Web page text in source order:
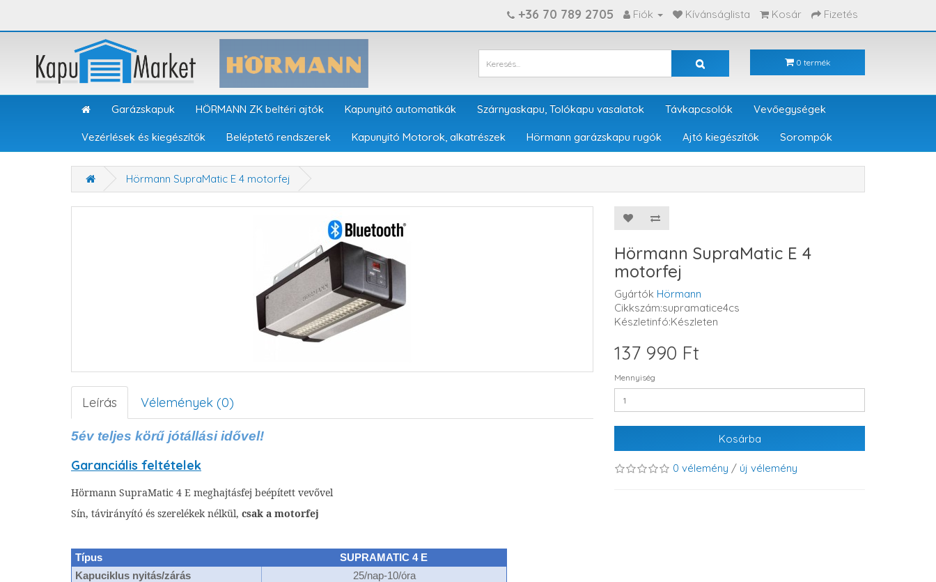
+36 70 789 2705 Fiók Kívánságlista Kosár Fizetés
0 termék
Garázskapuk HÖRMANN ZK beltéri ajtók Kapunyitó automatikák Szárnyaskapu, Tolókapu vasalatok Távkapcsolók Vevőegységek
Vezérlések és kiegészítők Beléptető rendszerek Kapunyitó Motorok, alkatrészek Hörmann garázskapu rugók Ajtó kiegészítők Sorompók
Hörmann SupraMatic E 4 motorfej
Leírás Vélemények (0)
5év teljes körű jótállási idővel!
Garanciális feltételek
Hörmann SupraMatic 4 E meghajtásfej beépített vevővel
Sín, távirányító és szerelékek nélkül, csak a motorfej
Típus
SUPRAMATIC 4 E
Kapuciklus nyitás/zárás
25/nap-10/óra
Hörmann SupraMatic E 4
motorfej
Gyártók Hörmann
Cikkszám:supramatice4cs
Készletinfó:Készleten
137 990 Ft
Mennyiség
Kosárba
0 vélemény / új vélemény